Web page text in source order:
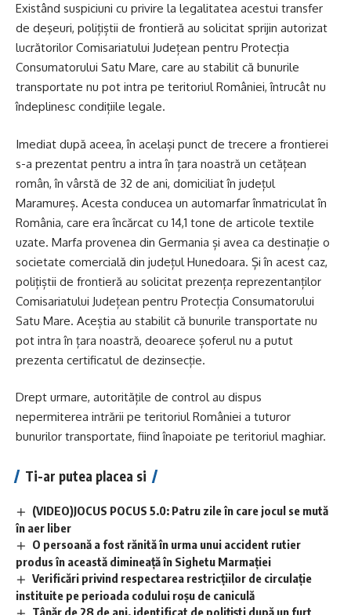
Existând suspiciuni cu privire la legalitatea acestui transfer
de deşeuri, polițiștii de frontieră au solicitat sprijin autorizat
lucrătorilor Comisariatului Județean pentru Protecția
Consumatorului Satu Mare, care au stabilit că bunurile
transportate nu pot intra pe teritoriul României, întrucât nu
îndeplinesc condițiile legale.
Imediat după aceea, în același punct de trecere a frontierei
s-a prezentat pentru a intra în țara noastră un cetățean
român, în vârstă de 32 de ani, domiciliat în județul
Maramureș. Acesta conducea un automarfar înmatriculat în
România, care era încărcat cu 14,1 tone de articole textile
uzate. Marfa provenea din Germania și avea ca destinație o
societate comercială din județul Hunedoara. Și în acest caz,
polițiștii de frontieră au solicitat prezența reprezentanților
Comisariatului Județean pentru Protecția Consumatorului
Satu Mare. Aceștia au stabilit că bunurile transportate nu
pot intra în țara noastră, deoarece șoferul nu a putut
prezenta certificatul de dezinsecție.
Drept urmare, autoritățile de control au dispus
nepermiterea intrării pe teritoriul României a tuturor
bunurilor transportate, fiind înapoiate pe teritoriul maghiar.
Ti-ar putea placea si
(VIDEO)JOCUS POCUS 5.0: Patru zile în care jocul se mută
în aer liber
O persoană a fost rănită în urma unui accident rutier
produs în această dimineață în Sighetu Marmației
Verificări privind respectarea restricțiilor de circulație
instituite pe perioada codului roșu de caniculă
Tânăr de 28 de ani, identificat de polițiști după un furt